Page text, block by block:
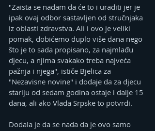
"Zaista se nadam da će to i uraditi jer je
ipak ovaj odbor sastavljen od stručnjaka
iz oblasti zdravstva. Ali i ovo je veliki
pomak, dobićemo duplo više dana nego
što je to sada propisano, za najmlađu
djecu, a njima svakako treba najveća
pažnja i njega", ističe Bjelica za
"Nezavisne novine" i dodaje da za djecu
stariju od sedam godina ostaje i dalje 15
dana, ali ako Vlada Srpske to potvrdi.
Dodala je da se nada da je ovo samo